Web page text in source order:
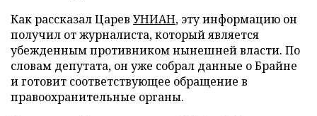
Как рассказал Царев УНИАН, эту информацию он
получил от журналиста, который является
убежденным противником нынешней власти. По
словам депутата, он уже собрал данные о Брайне
и готовит соответствующее обращение в
правоохранительные органы.